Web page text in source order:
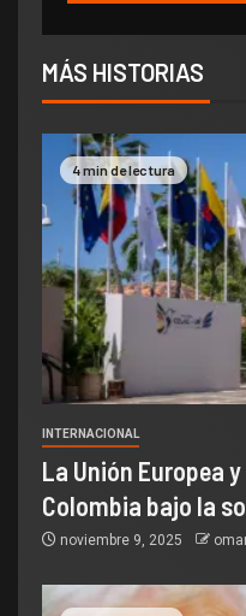
MÁS HISTORIAS
4 min de lectura
INTERNACIONAL
La Unión Europea
Colombia bajo la
noviembre 9, 2025